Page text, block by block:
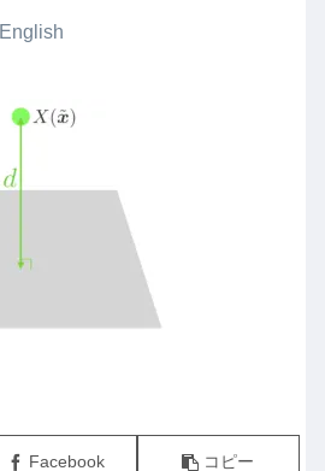
English
Facebook コピー